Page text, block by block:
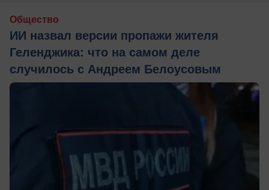
Общество
ИИ назвал версии пропажи жителя
Геленджика: что на самом деле
случилось с Андреем Белоусовым